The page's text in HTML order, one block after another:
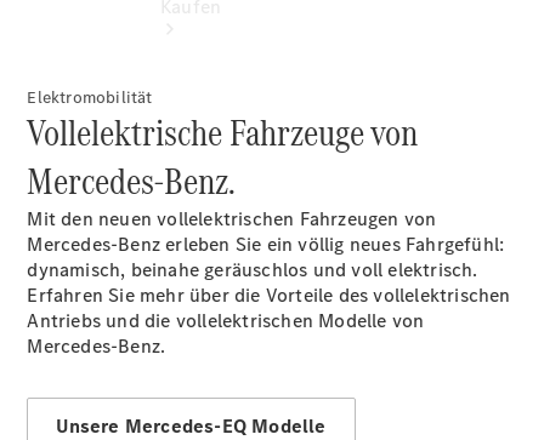
Übersicht
Modellübersicht
Konfigurator
Probefahrt
buchen
Online
Store
Finanzierung
Elektromobilität
Vollelektrische Fahrzeuge von
Mercedes-Benz.
Mit den neuen vollelektrischen Fahrzeugen von
Mercedes-Benz erleben Sie ein völlig neues Fahrgefühl:
dynamisch, beinahe geräuschlos und voll elektrisch.
Erfahren Sie mehr über die Vorteile des vollelektrischen
Antriebs und die vollelektrischen Modelle von
Mercedes-Benz.
Unsere Mercedes-EQ Modelle